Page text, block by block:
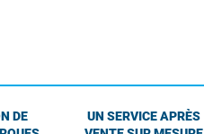
DE
UN SERVICE APRÈS